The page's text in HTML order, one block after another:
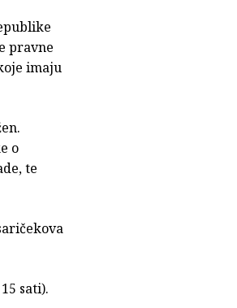
pravne
imaju
o
te
sati).